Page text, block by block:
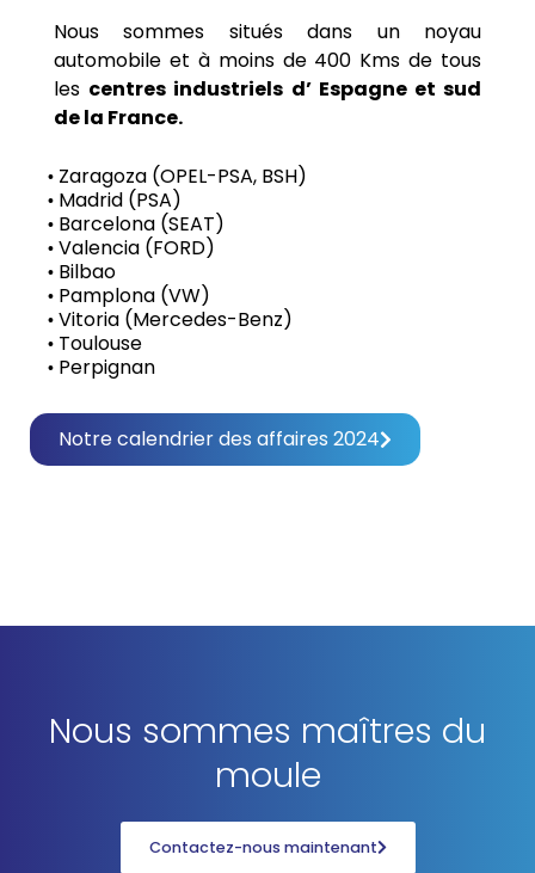
Nous sommes situés dans un noyau
automobile et à moins de 400 Kms de tous
les centres industriels d’ Espagne et sud
de la France.
• Zaragoza (OPEL-PSA, BSH)
• Madrid (PSA)
• Barcelona (SEAT)
• Valencia (FORD)
• Bilbao
• Pamplona (VW)
• Vitoria (Mercedes-Benz)
• Toulouse
• Perpignan
Notre calendrier des affaires 2024
Nous sommes maîtres du
moule
Contactez-nous maintenant